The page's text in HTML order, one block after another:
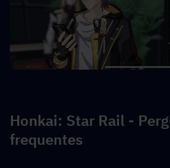
Honkai: Star Rail -
frequentes